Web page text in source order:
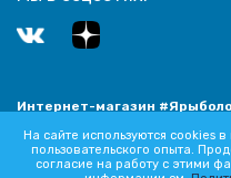
На сайте используются cookies
пользовательского опыта.
согласие на работу с этими
Интернет-магазин
2012-2026 Все права